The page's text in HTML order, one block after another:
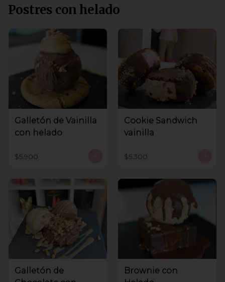
Postres con helado
Galletón de Vainilla
con helado
$5.900
Cookie Sandwich
vainilla
$5.300
Galletón de
Brownie con